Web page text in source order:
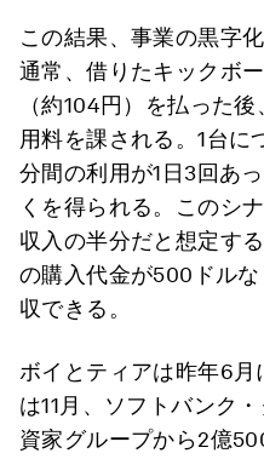
この結果、事業の黒字
通常、借りたキックボ
（約104円）を払った
用料を課される。1台に
分間の利用が1日3回あ
くを得られる。このシ
収入の半分だと想定す
の購入代金が500ドル
収できる。
ボイとティアは昨年6
は11月、ソフトバンク
資家グループから2億